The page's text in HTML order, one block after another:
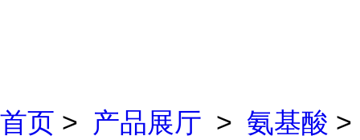
首页 > 产品展厅 > 氨基酸 >